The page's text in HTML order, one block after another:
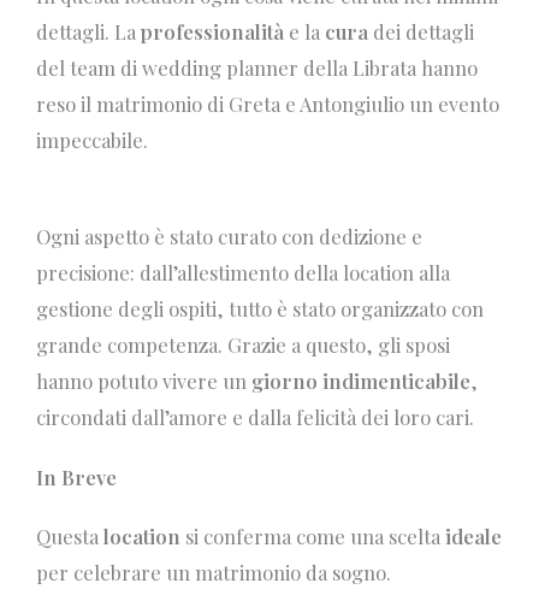
dettagli. La professionalità e la cura dei dettagli
del team di wedding planner della Librata hanno
reso il matrimonio di Greta e Antongiulio un evento
impeccabile.
Ogni aspetto è stato curato con dedizione e
precisione: dall’allestimento della location alla
gestione degli ospiti, tutto è stato organizzato con
grande competenza. Grazie a questo, gli sposi
hanno potuto vivere un giorno indimenticabile,
circondati dall’amore e dalla felicità dei loro cari.
In Breve
Questa location si conferma come una scelta ideale
per celebrare un matrimonio da sogno.